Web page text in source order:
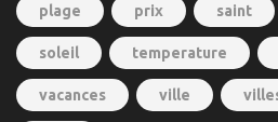
plage prix saint
soleil temperature
vacances ville